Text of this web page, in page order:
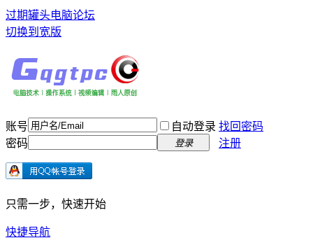
过期罐头电脑论坛
切换到宽版
账号 自动登录 找回密码
密码
登录 注册
只需一步，快速开始
快捷导航